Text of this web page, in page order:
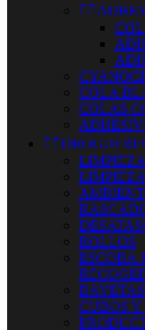
 
COLA
COLAS
 DROGUERIA
LIMPIEZA
ROLLOS
CUBOS Y